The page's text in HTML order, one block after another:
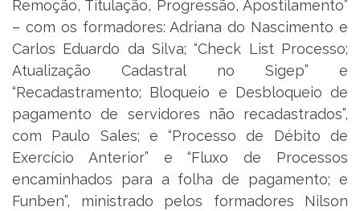
Remoção, Titulação, Progressão, Apostilamento”
– com os formadores: Adriana do Nascimento e
Carlos Eduardo da Silva; “Check List Processo;
Atualização Cadastral no Sigep” e
“Recadastramento; Bloqueio e Desbloqueio de
pagamento de servidores não recadastrados”,
com Paulo Sales; e “Processo de Débito de
Exercício Anterior” e “Fluxo de Processos
encaminhados para a folha de pagamento; e
Funben”, ministrado pelos formadores Nilson